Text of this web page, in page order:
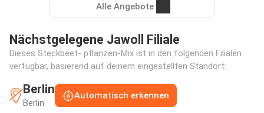
Alle Angebote
Nächstgelegene Jawoll Filiale
Dieses Steckbeet- pflanzen-Mix ist in den folgenden Filialen
verfügbar, basierend auf deinem eingestellten Standort:
Berlin
Berlin
Automatisch erkennen